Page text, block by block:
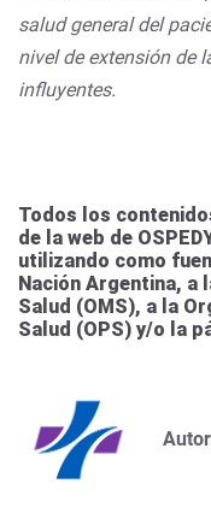
salud general del
nivel de extensión de
influyentes.
Todos los
de la web de
utilizando como
Nación Argentina, a
Salud (OMS), a la
Salud (OPS) y/o la